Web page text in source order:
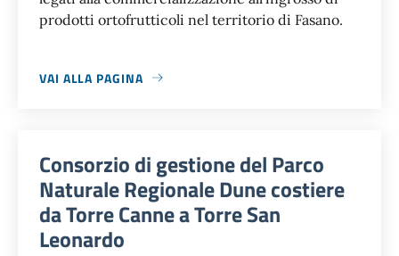
prodotti ortofrutticoli nel territorio di Fasano.
VAI ALLA PAGINA
Consorzio di gestione del Parco
Naturale Regionale Dune costiere
da Torre Canne a Torre San
Leonardo